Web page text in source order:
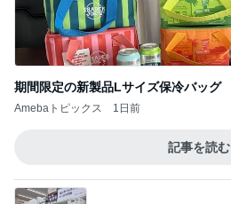
期間限定の新製品Lサイズ保冷バッグ
Amebaトピックス 1日前
記事を読む